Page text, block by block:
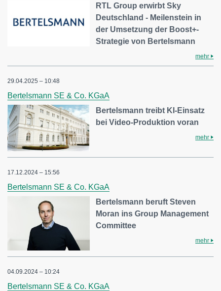
RTL Group erwirbt Sky
Deutschland - Meilenstein in
der Umsetzung der Boost+-
Strategie von Bertelsmann
mehr
29.04.2025 – 10:48
Bertelsmann SE & Co. KGaA
Bertelsmann treibt KI-Einsatz
bei Video-Produktion voran
mehr
17.12.2024 – 15:56
Bertelsmann SE & Co. KGaA
Bertelsmann beruft Steven
Moran ins Group Management
Committee
mehr
04.09.2024 – 10:24
Bertelsmann SE & Co. KGaA